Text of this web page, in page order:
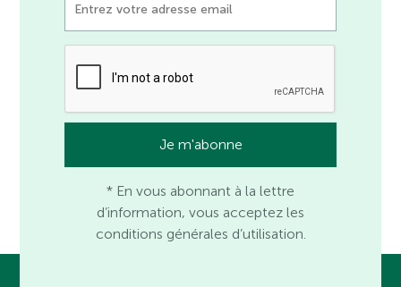
* En vous abonnant à la lettre
d’information, vous acceptez les
conditions générales d’utilisation.